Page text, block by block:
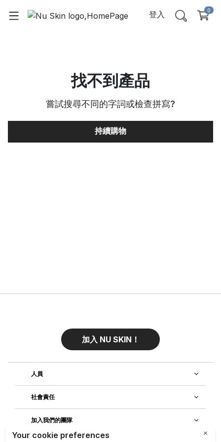
登入 0
找不到產品
嘗試搜尋不同的字詞或檢查拼寫?
持續購物
加入 NU SKIN！
人員
社會責任
加入我們的團隊